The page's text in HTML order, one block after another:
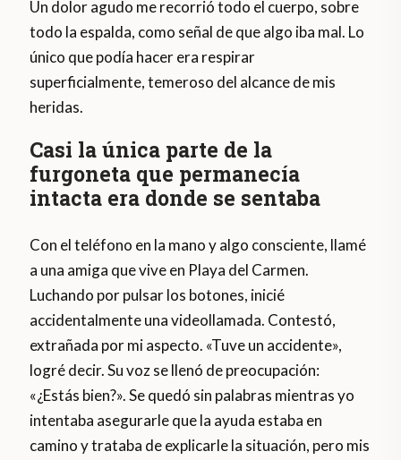
Un dolor agudo me recorrió todo el cuerpo, sobre
todo la espalda, como señal de que algo iba mal. Lo
único que podía hacer era respirar
superficialmente, temeroso del alcance de mis
heridas.
Casi la única parte de la
furgoneta que permanecía
intacta era donde se sentaba
Con el teléfono en la mano y algo consciente, llamé
a una amiga que vive en Playa del Carmen.
Luchando por pulsar los botones, inicié
accidentalmente una videollamada. Contestó,
extrañada por mi aspecto. «Tuve un accidente»,
logré decir. Su voz se llenó de preocupación:
«¿Estás bien?». Se quedó sin palabras mientras yo
intentaba asegurarle que la ayuda estaba en
camino y trataba de explicarle la situación, pero mis